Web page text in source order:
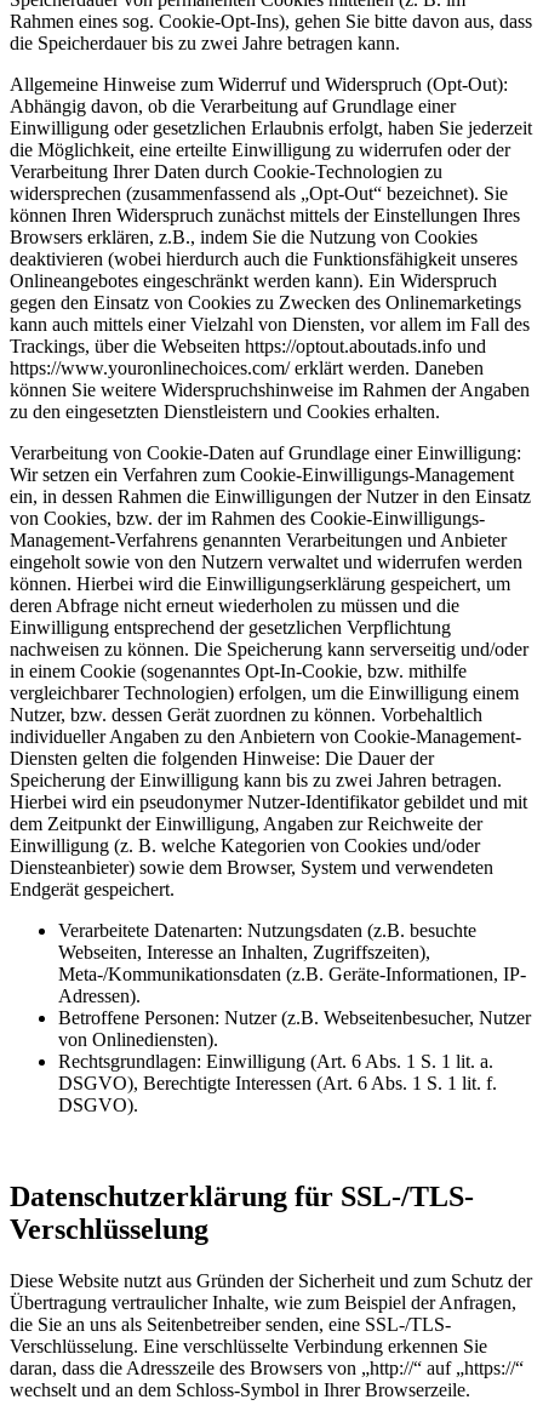
Rahmen eines sog. Cookie-Opt-Ins), gehen Sie bitte davon aus, dass
die Speicherdauer bis zu zwei Jahre betragen kann.
Allgemeine Hinweise zum Widerruf und Widerspruch (Opt-Out):
Abhängig davon, ob die Verarbeitung auf Grundlage einer
Einwilligung oder gesetzlichen Erlaubnis erfolgt, haben Sie jederzeit
die Möglichkeit, eine erteilte Einwilligung zu widerrufen oder der
Verarbeitung Ihrer Daten durch Cookie-Technologien zu
widersprechen (zusammenfassend als „Opt-Out“ bezeichnet). Sie
können Ihren Widerspruch zunächst mittels der Einstellungen Ihres
Browsers erklären, z.B., indem Sie die Nutzung von Cookies
deaktivieren (wobei hierdurch auch die Funktionsfähigkeit unseres
Onlineangebotes eingeschränkt werden kann). Ein Widerspruch
gegen den Einsatz von Cookies zu Zwecken des Onlinemarketings
kann auch mittels einer Vielzahl von Diensten, vor allem im Fall des
Trackings, über die Webseiten https://optout.aboutads.info und
https://www.youronlinechoices.com/ erklärt werden. Daneben
können Sie weitere Widerspruchshinweise im Rahmen der Angaben
zu den eingesetzten Dienstleistern und Cookies erhalten.
Verarbeitung von Cookie-Daten auf Grundlage einer Einwilligung:
Wir setzen ein Verfahren zum Cookie-Einwilligungs-Management
ein, in dessen Rahmen die Einwilligungen der Nutzer in den Einsatz
von Cookies, bzw. der im Rahmen des Cookie-Einwilligungs-
Management-Verfahrens genannten Verarbeitungen und Anbieter
eingeholt sowie von den Nutzern verwaltet und widerrufen werden
können. Hierbei wird die Einwilligungserklärung gespeichert, um
deren Abfrage nicht erneut wiederholen zu müssen und die
Einwilligung entsprechend der gesetzlichen Verpflichtung
nachweisen zu können. Die Speicherung kann serverseitig und/oder
in einem Cookie (sogenanntes Opt-In-Cookie, bzw. mithilfe
vergleichbarer Technologien) erfolgen, um die Einwilligung einem
Nutzer, bzw. dessen Gerät zuordnen zu können. Vorbehaltlich
individueller Angaben zu den Anbietern von Cookie-Management-
Diensten gelten die folgenden Hinweise: Die Dauer der
Speicherung der Einwilligung kann bis zu zwei Jahren betragen.
Hierbei wird ein pseudonymer Nutzer-Identifikator gebildet und mit
dem Zeitpunkt der Einwilligung, Angaben zur Reichweite der
Einwilligung (z. B. welche Kategorien von Cookies und/oder
Diensteanbieter) sowie dem Browser, System und verwendeten
Endgerät gespeichert.
Verarbeitete Datenarten: Nutzungsdaten (z.B. besuchte
Webseiten, Interesse an Inhalten, Zugriffszeiten),
Meta-/Kommunikationsdaten (z.B. Geräte-Informationen, IP-
Adressen).
Betroffene Personen: Nutzer (z.B. Webseitenbesucher, Nutzer
von Onlinediensten).
Rechtsgrundlagen: Einwilligung (Art. 6 Abs. 1 S. 1 lit. a.
DSGVO), Berechtigte Interessen (Art. 6 Abs. 1 S. 1 lit. f.
DSGVO).
Datenschutzerklärung für SSL-/TLS-
Verschlüsselung
Diese Website nutzt aus Gründen der Sicherheit und zum Schutz der
Übertragung vertraulicher Inhalte, wie zum Beispiel der Anfragen,
die Sie an uns als Seitenbetreiber senden, eine SSL-/TLS-
Verschlüsselung. Eine verschlüsselte Verbindung erkennen Sie
daran, dass die Adresszeile des Browsers von „http://“ auf „https://“
wechselt und an dem Schloss-Symbol in Ihrer Browserzeile.